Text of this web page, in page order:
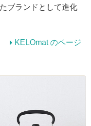
ブランドとして進化
KELOmat のページ